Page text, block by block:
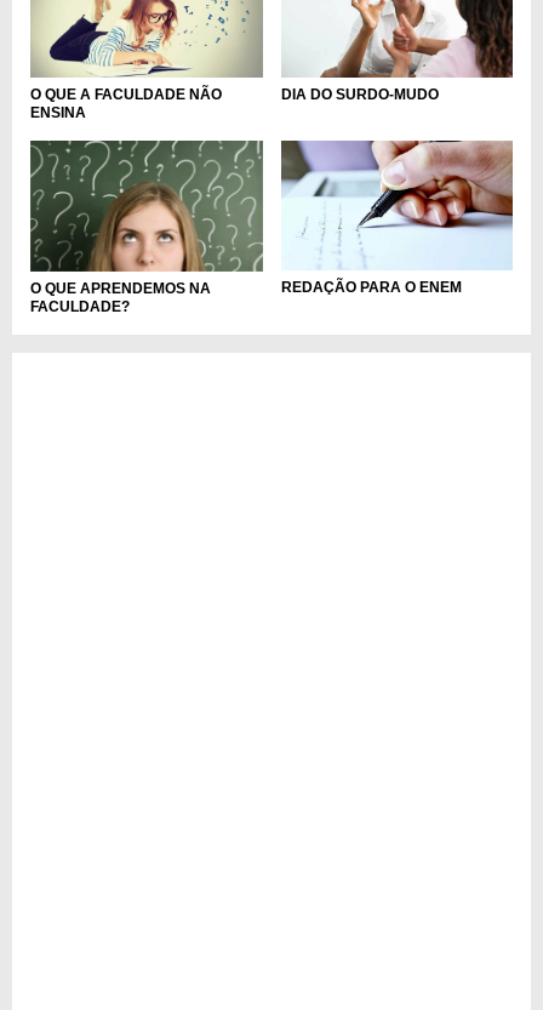
O QUE A FACULDADE NÃO
ENSINA
DIA DO SURDO-MUDO
O QUE APRENDEMOS NA
FACULDADE?
REDAÇÃO PARA O ENEM